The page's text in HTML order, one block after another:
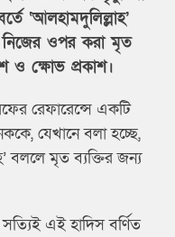
‘আলহামদুলিল্লাহ’
ওপর করা মৃত
ও ক্ষোভ প্রকাশ।
রেফারেন্সে একটি
যেখানে বলা হচ্ছে,
বললে মৃত ব্যক্তির জন্য
এই হাদিস বর্ণিত